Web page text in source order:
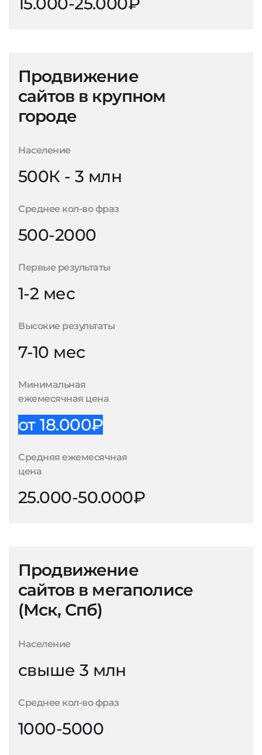
Продвижение
сайтов в крупном
городе
Население
500К - 3 млн
Среднее кол-во фраз
500-2000
Первые результаты
1-2 мес
Высокие результаты
7-10 мес
Минимальная
ежемесячная цена
от 18.000₽
Средняя ежемесячная
цена
25.000-50.000₽
Продвижение
сайтов в мегаполисе
(Мск, Спб)
Население
свыше 3 млн
Среднее кол-во фраз
1000-5000